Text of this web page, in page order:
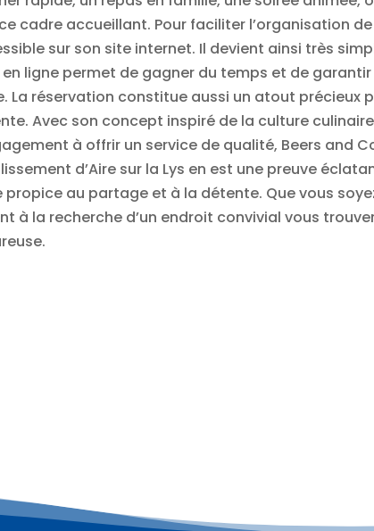
cadre accueillant. Pour faciliter l’organisation
sur son site internet. Il devient ainsi très
ligne permet de gagner du temps et de
La réservation constitue aussi un atout précieux
Avec son concept inspiré de la culture
à offrir un service de qualité, Beers and
d’Aire sur la Lys en est une preuve
au partage et à la détente. Que vous
à la recherche d’un endroit convivial vous